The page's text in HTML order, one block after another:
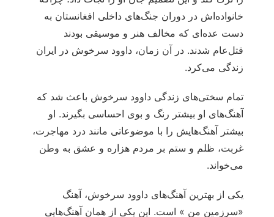
خانواده‌اش در دوران جنگ‌های داخلی افغانستان به
دست عده‌ای که مخالف هنر و موسیقی بودند
قتل‌عام شدند. در آن زمان، داوود سرخوش در ایران
زندگی می‌کرد.
تمام سختی‌های زندگی داوود سرخوش باعث شد که
آهنگ‌های او بیشتر رنگ و بوی احساسی بگیرند. او
بیشتر آهنگ‌هایش را با موضوعاتی مانند درد مهاجرت،
غربت، ظلم و ستم بر مردم هزاره و عشق به وطن
می‌خواند.
یکی از بهترین آهنگ‌های داوود سرخوش، آهنگ
«سرزمین من » است. این یکی از همان آهنگ‌هایی